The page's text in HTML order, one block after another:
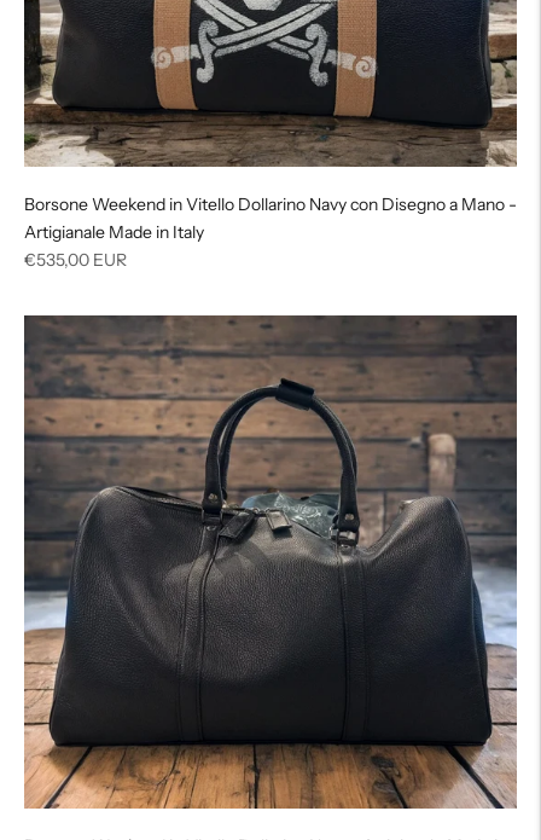
Borsone Weekend in Vitello Dollarino Navy con Disegno a Mano -
Artigianale Made in Italy
Regular
€535,00 EUR